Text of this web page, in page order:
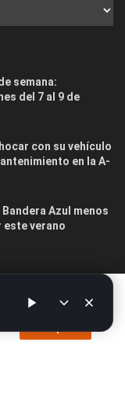
semana:
del 7 al 9 de
con su vehículo
en la A-
Azul menos
verano
utilizando este sitio
de cookies. Visite